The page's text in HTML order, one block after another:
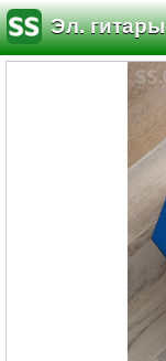
Эл. гитары